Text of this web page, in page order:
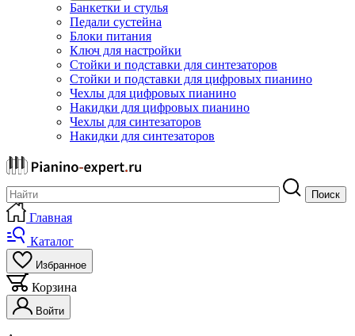
Банкетки и стулья
Педали сустейна
Блоки питания
Ключ для настройки
Стойки и подставки для синтезаторов
Стойки и подставки для цифровых пианино
Чехлы для цифровых пианино
Накидки для цифровых пианино
Чехлы для синтезаторов
Накидки для синтезаторов
Поиск
Главная
Каталог
Избранное
Корзина
Войти